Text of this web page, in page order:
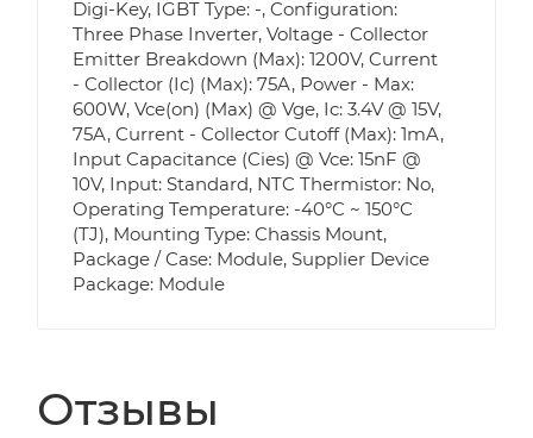
Digi-Key, IGBT Type: -, Configuration:
Three Phase Inverter, Voltage - Collector
Emitter Breakdown (Max): 1200V, Current
- Collector (Ic) (Max): 75A, Power - Max:
600W, Vce(on) (Max) @ Vge, Ic: 3.4V @ 15V,
75A, Current - Collector Cutoff (Max): 1mA,
Input Capacitance (Cies) @ Vce: 15nF @
10V, Input: Standard, NTC Thermistor: No,
Operating Temperature: -40°C ~ 150°C
(TJ), Mounting Type: Chassis Mount,
Package / Case: Module, Supplier Device
Package: Module
Отзывы